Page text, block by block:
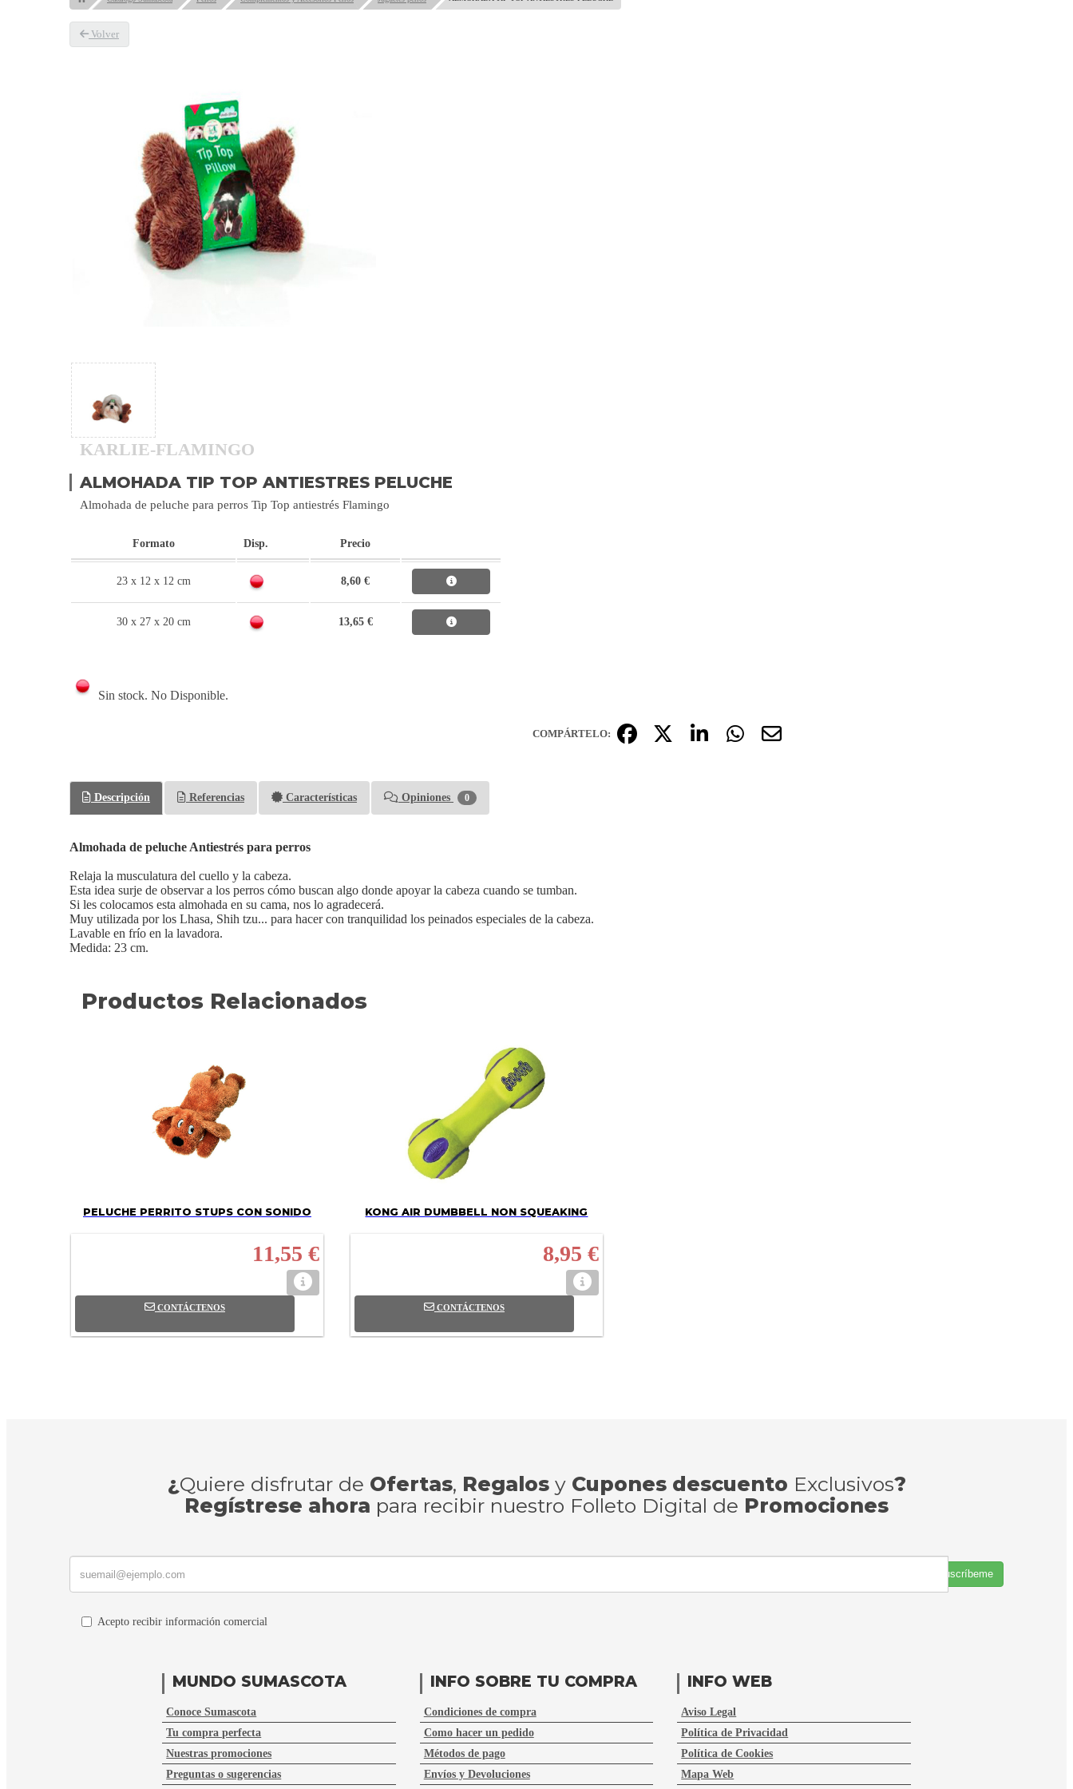
Volver
KARLIE-FLAMINGO
ALMOHADA TIP TOP ANTIESTRES PELUCHE
Almohada de peluche para perros Tip Top antiestrés Flamingo
Formato Disp. Precio
23 x 12 x 12 cm 8,60 €
30 x 27 x 20 cm 13,65 €
Sin stock. No Disponible.
COMPÁRTELO:
Descripción Referencias Características Opiniones 0
Almohada de peluche Antiestrés para perros
Relaja la musculatura del cuello y la cabeza.
Esta idea surje de observar a los perros cómo buscan algo donde apoyar la cabeza cuando se tumban.
Si les colocamos esta almohada en su cama, nos lo agradecerá.
Muy utilizada por los Lhasa, Shih tzu... para hacer con tranquilidad los peinados especiales de la cabeza.
Lavable en frío en la lavadora.
Medida: 23 cm.
Productos Relacionados
PELUCHE PERRITO STUPS CON SONIDO
11,55 €
CONTÁCTENOS
KONG AIR DUMBBELL NON SQUEAKING
8,95 €
CONTÁCTENOS
¿Quiere disfrutar de Ofertas, Regalosy Cupones descuento Exclusivos?
Regístrese ahora para recibir nuestro Folleto Digital de Promociones
Suscríbeme
Acepto recibir información comercial
MUNDO SUMASCOTA
Conoce Sumascota
Tu compra perfecta
Nuestras promociones
Preguntas o sugerencias
INFO SOBRE TU COMPRA
Condiciones de compra
Como hacer un pedido
Métodos de pago
Envíos y Devoluciones
INFO WEB
Aviso Legal
Política de Privacidad
Política de Cookies
Mapa Web